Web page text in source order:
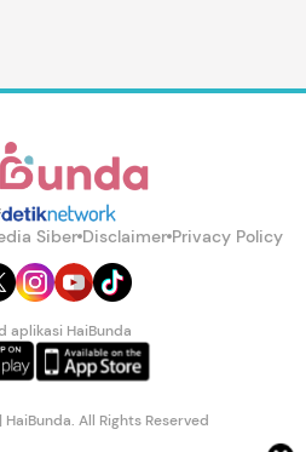
Siber Disclaimer Privacy Policy
aplikasi HaiBunda
All Rights Reserved